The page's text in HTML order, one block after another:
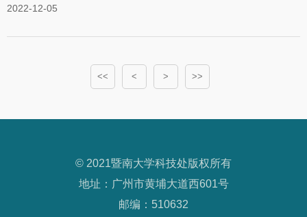
1.6亿元，创历史新高，基金工作取得的长足进步，成绩突出，是全校
付出。今年度在各位科管人员的共同努力下，形式审查通过率100%，
项重要工作，科技处将持之以恒地推进该项工作常态化。图1 线上会
学基金资助情况后，进一步剖析了基金工作面临的难点和痛点，并对
下一年的国家自然科学基金项目申报工作安排进行了解读。提出，基
金申报工作一定要做在前面，摸清家底，深挖潜力，多方联动，力争
2022-12-05
<< < > >>
© 2021暨南大学科技处版权所有
地址：广州市黄埔大道西601号
邮编：510632